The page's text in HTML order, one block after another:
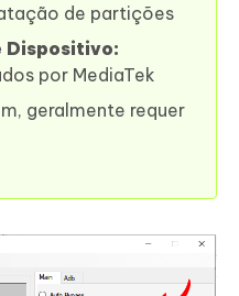
de partições
Dispositivo:
por MediaTek
geralmente requer